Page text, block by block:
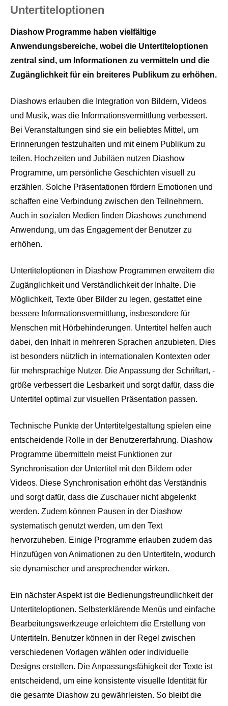
Untertiteloptionen
Diashow Programme haben vielfältige
Anwendungsbereiche, wobei die Untertiteloptionen
zentral sind, um Informationen zu vermitteln und die
Zugänglichkeit für ein breiteres Publikum zu erhöhen.
Diashows erlauben die Integration von Bildern, Videos
und Musik, was die Informationsvermittlung verbessert.
Bei Veranstaltungen sind sie ein beliebtes Mittel, um
Erinnerungen festzuhalten und mit einem Publikum zu
teilen. Hochzeiten und Jubiläen nutzen Diashow
Programme, um persönliche Geschichten visuell zu
erzählen. Solche Präsentationen fördern Emotionen und
schaffen eine Verbindung zwischen den Teilnehmern.
Auch in sozialen Medien finden Diashows zunehmend
Anwendung, um das Engagement der Benutzer zu
erhöhen.
Untertiteloptionen in Diashow Programmen erweitern die
Zugänglichkeit und Verständlichkeit der Inhalte. Die
Möglichkeit, Texte über Bilder zu legen, gestattet eine
bessere Informationsvermittlung, insbesondere für
Menschen mit Hörbehinderungen. Untertitel helfen auch
dabei, den Inhalt in mehreren Sprachen anzubieten. Dies
ist besonders nützlich in internationalen Kontexten oder
für mehrsprachige Nutzer. Die Anpassung der Schriftart, -
größe verbessert die Lesbarkeit und sorgt dafür, dass die
Untertitel optimal zur visuellen Präsentation passen.
Technische Punkte der Untertitelgestaltung spielen eine
entscheidende Rolle in der Benutzererfahrung. Diashow
Programme übermitteln meist Funktionen zur
Synchronisation der Untertitel mit den Bildern oder
Videos. Diese Synchronisation erhöht das Verständnis
und sorgt dafür, dass die Zuschauer nicht abgelenkt
werden. Zudem können Pausen in der Diashow
systematisch genutzt werden, um den Text
hervorzuheben. Einige Programme erlauben zudem das
Hinzufügen von Animationen zu den Untertiteln, wodurch
sie dynamischer und ansprechender wirken.
Ein nächster Aspekt ist die Bedienungsfreundlichkeit der
Untertiteloptionen. Selbsterklärende Menüs und einfache
Bearbeitungswerkzeuge erleichtern die Erstellung von
Untertiteln. Benutzer können in der Regel zwischen
verschiedenen Vorlagen wählen oder individuelle
Designs erstellen. Die Anpassungsfähigkeit der Texte ist
entscheidend, um eine konsistente visuelle Identität für
die gesamte Diashow zu gewährleisten. So bleibt die